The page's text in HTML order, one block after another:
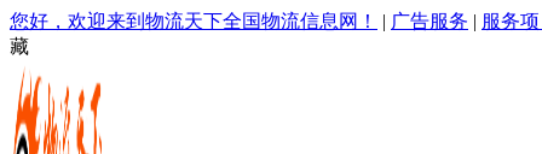
您好，欢迎来到物流天下全国物流信息网！ | 广告服务 | 服务
藏